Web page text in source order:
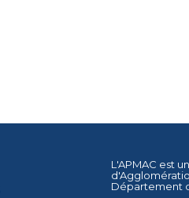
L'APMAC est
Département